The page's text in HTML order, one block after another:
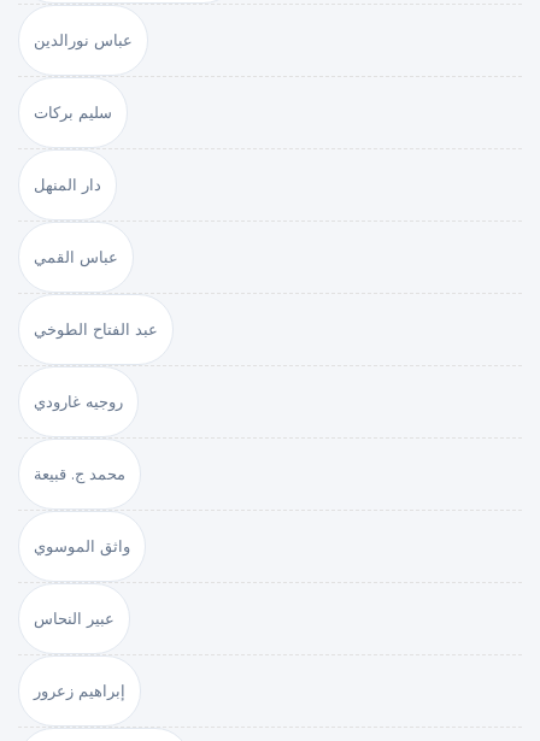
عباس نورالدين
سليم بركات
دار المنهل
عباس القمي
عبد الفتاح الطوخي
روجيه غارودي
محمد ج. قبيعة
واثق الموسوي
عبير النحاس
إبراهيم زعرور